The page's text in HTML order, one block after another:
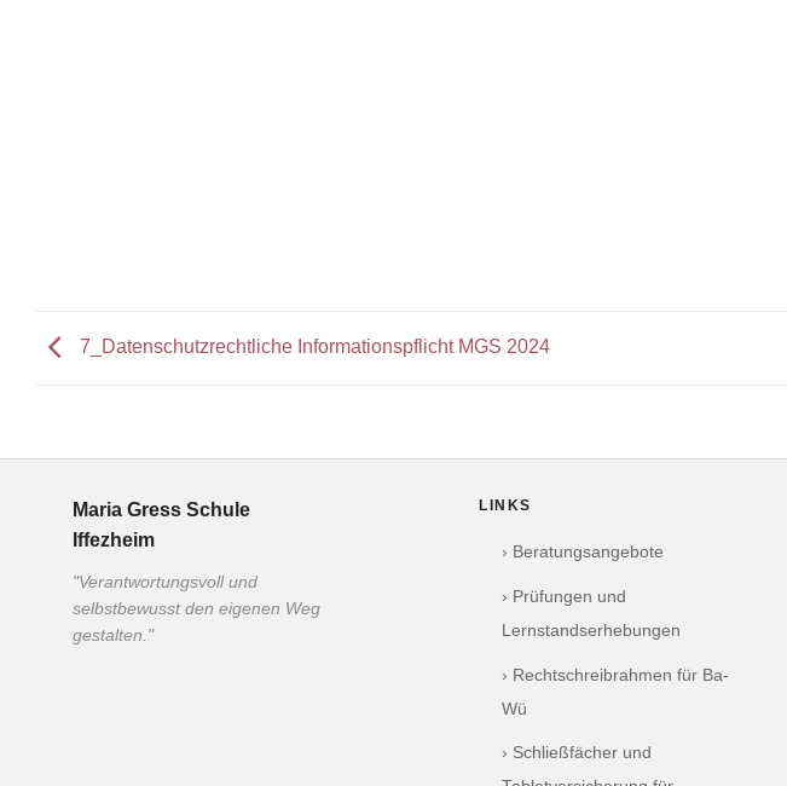
7_Datenschutzrechtliche Informationspflicht MGS 2024
Maria Gress Schule
Iffezheim
"Verantwortungsvoll und
selbstbewusst den eigenen Weg
gestalten."
LINKS
› Beratungsangebote
› Prüfungen und
Lernstandserhebungen
› Rechtschreibrahmen für Ba-
Wü
› Schließfächer und